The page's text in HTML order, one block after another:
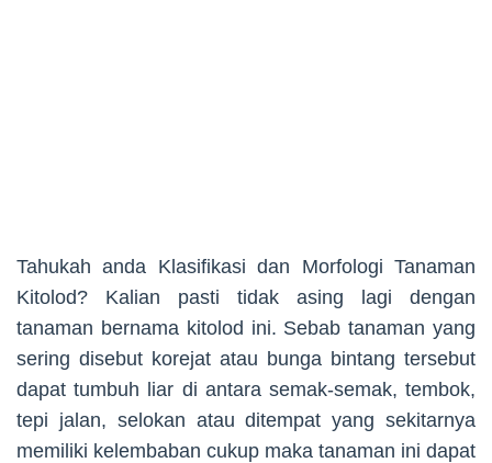
Tahukah anda Klasifikasi dan Morfologi Tanaman
Kitolod? Kalian pasti tidak asing lagi dengan
tanaman bernama kitolod ini. Sebab tanaman yang
sering disebut korejat atau bunga bintang tersebut
dapat tumbuh liar di antara semak-semak, tembok,
tepi jalan, selokan atau ditempat yang sekitarnya
memiliki kelembaban cukup maka tanaman ini dapat